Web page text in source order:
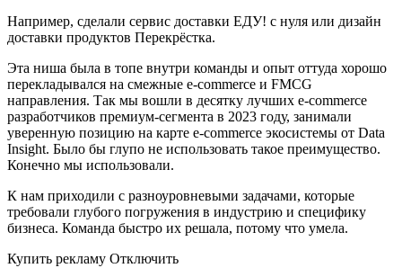
Например, сделали сервис доставки ЕДУ! с нуля или дизайн
доставки продуктов Перекрёстка.
Эта ниша была в топе внутри команды и опыт оттуда хорошо
перекладывался на смежные e-commerce и FMCG
направления. Так мы вошли в десятку лучших e-commerce
разработчиков премиум-сегмента в 2023 году, занимали
уверенную позицию на карте e-commerce экосистемы от Data
Insight. Было бы глупо не использовать такое преимущество.
Конечно мы использовали.
К нам приходили с разноуровневыми задачами, которые
требовали глубого погружения в индустрию и специфику
бизнеса. Команда быстро их решала, потому что умела.
Купить рекламу Отключить